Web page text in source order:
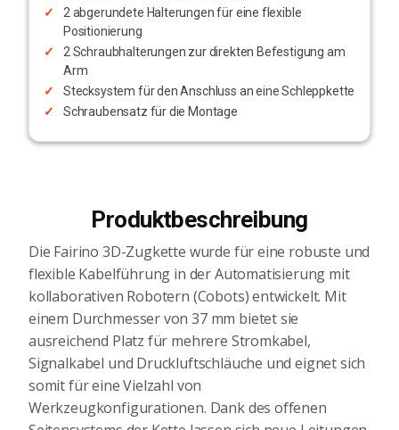
2 abgerundete Halterungen für eine flexible
Positionierung
2 Schraubhalterungen zur direkten Befestigung am
Arm
Stecksystem für den Anschluss an eine Schleppkette
Schraubensatz für die Montage
Produktbeschreibung
Die Fairino 3D-Zugkette wurde für eine robuste und
flexible Kabelführung in der Automatisierung mit
kollaborativen Robotern (Cobots) entwickelt. Mit
einem Durchmesser von 37 mm bietet sie
ausreichend Platz für mehrere Stromkabel,
Signalkabel und Druckluftschläuche und eignet sich
somit für eine Vielzahl von
Werkzeugkonfigurationen. Dank des offenen